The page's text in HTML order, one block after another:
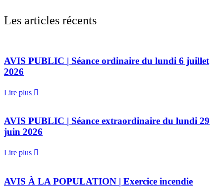
Les articles récents
AVIS PUBLIC | Séance ordinaire du lundi 6 juillet
2026
Lire plus
AVIS PUBLIC | Séance extraordinaire du lundi 29
juin 2026
Lire plus
AVIS À LA POPULATION | Exercice incendie